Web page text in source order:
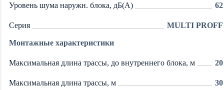
Уровень шума наружн. блока, дБ(А) 62
Серия MULTI PROFF
Монтажные характеристики
Максимальная длина трассы, до внутреннего блока, м 20
Максимальная длина трассы, м 30